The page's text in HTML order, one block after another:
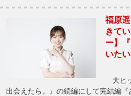
福原
きて
ー】
いたい
大ヒ
出会えたら。』の続編にして完結編